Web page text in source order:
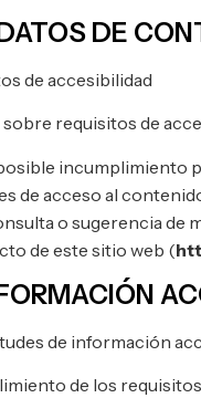
DE
de accesibilidad
requisitos de
incumplimiento
de acceso al
o sugerencia de
de este sitio web (
de información
de los requisitos